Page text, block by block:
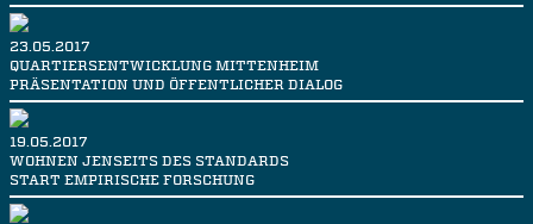
23.05.2017
QUARTIERSENTWICKLUNG MITTENHEIM
PRÄSENTATION UND ÖFFENTLICHER DIALOG
19.05.2017
WOHNEN JENSEITS DES STANDARDS
START EMPIRISCHE FORSCHUNG